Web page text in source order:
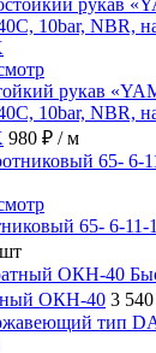
рукав
10bar, NBR,
980 ₽ / м
65- 6-
ОКН-40 3